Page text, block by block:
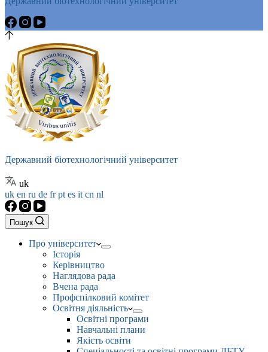
Державний біотехнологічний університет
uk
uk en ru de frpt es it cn nl
Пошук
Про університет
Історія
Керівництво
Наглядова рада
Вчена рада
Профспілковий комітет
Освітня діяльність
Освітні програми
Навчальні плани
Якість освіти